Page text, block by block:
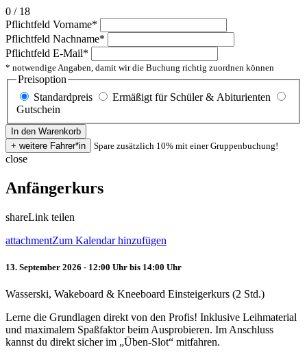
0 / 18
Pflichtfeld Vorname*
Pflichtfeld Nachname*
Pflichtfeld E-Mail*
* notwendige Angaben, damit wir die Buchung richtig zuordnen können
Preisoption
Standardpreis
Ermäßigt für Schüler & Abiturienten
Gutschein
Spare zusätzlich 10% mit einer Gruppenbuchung!
close
Anfängerkurs
shareLink teilen
attachmentZum Kalendar hinzufügen
13. September 2026 - 12:00 Uhr bis 14:00 Uhr
Wasserski, Wakeboard & Kneeboard Einsteigerkurs (2 Std.)
Lerne die Grundlagen direkt von den Profis! Inklusive Leihmaterial
und maximalem Spaßfaktor beim Ausprobieren. Im Anschluss
kannst du direkt sicher im „Üben-Slot“ mitfahren.